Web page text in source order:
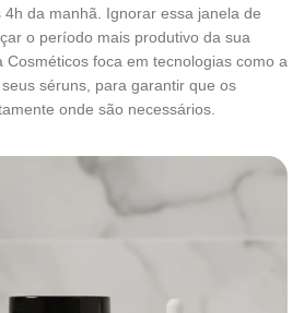
da manhã. Ignorar essa janela de
o período mais produtivo da sua
Cosméticos foca em tecnologias como a
séruns, para garantir que os
onde são necessários.